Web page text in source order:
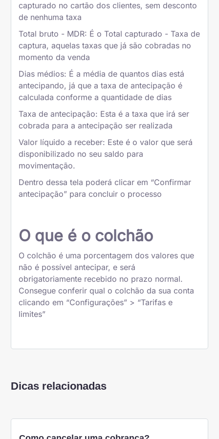
capturado no cartão dos clientes, sem desconto
de nenhuma taxa
Total bruto - MDR: É o Total capturado - Taxa de
captura, aquelas taxas que já são cobradas no
momento da venda
Dias médios: É a média de quantos dias está
antecipando, já que a taxa de antecipação é
calculada conforme a quantidade de dias
Taxa de antecipação: Esta é a taxa que irá ser
cobrada para a antecipação ser realizada
Valor líquido a receber: Este é o valor que será
disponibilizado no seu saldo para
movimentação.
Dentro dessa tela poderá clicar em “Confirmar
antecipação” para concluir o processo
O que é o colchão
O colchão é uma porcentagem dos valores que
não é possível antecipar, e será
obrigatoriamente recebido no prazo normal.
Consegue conferir qual o colchão da sua conta
clicando em “Configurações” > “Tarifas e
limites”
Dicas relacionadas